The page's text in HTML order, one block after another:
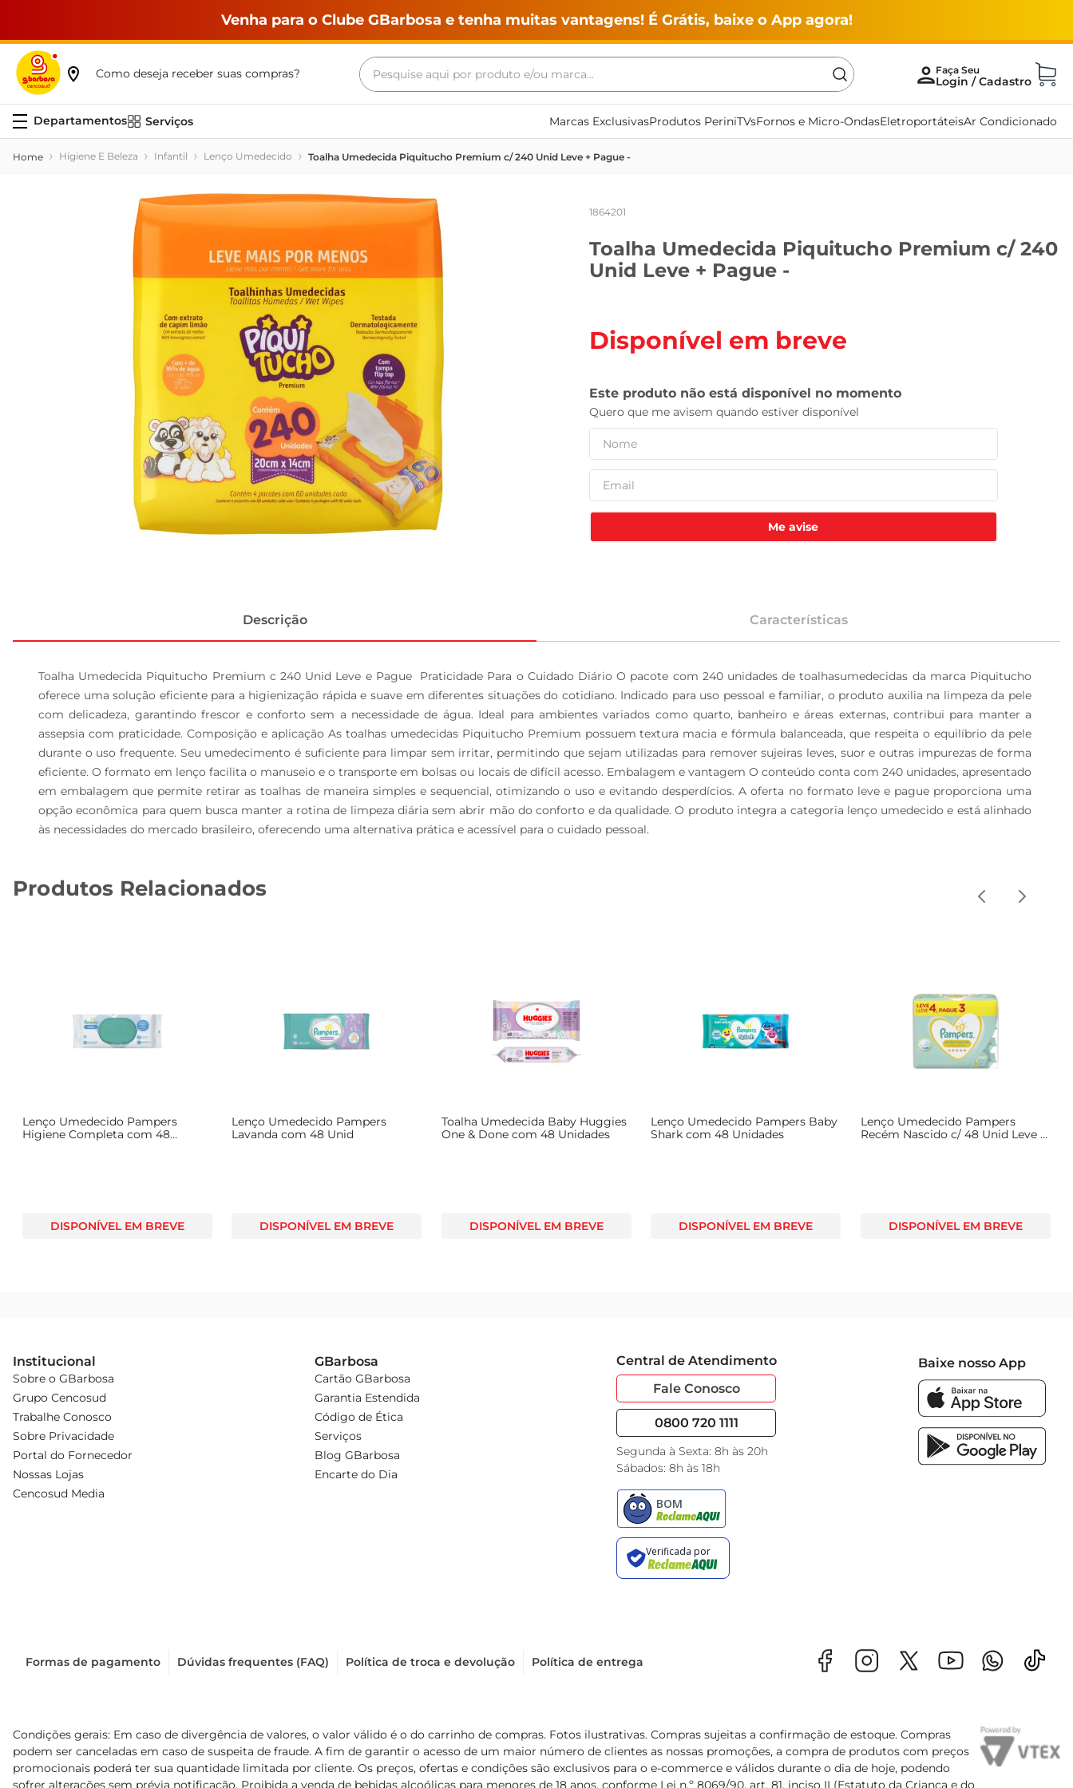
Venha para o Clube GBarbosa e tenha muitas vantagens! É Grátis, baixe o App agora!
Como deseja receber suas compras?
Pesquise aqui por produto e/ou marca...
Serviços Marcas ExclusivasProdutos PeriniTVsFornos e Micro-OndasEletroportáteisAr Condicionado
Higiene E Beleza Infantil Lenço Umedecido Toalha Umedecida Piquitucho Premium c/ 240 Unid Leve + Pague -
1864201
Toalha Umedecida Piquitucho Premium c/ 240
Unid Leve + Pague -
Disponível em breve
Me avise
Descrição Características
Toalha Umedecida Piquitucho Premium c 240 Unid Leve e Pague  Praticidade Para o Cuidado Diário O pacote com 240 unidades de toalhasumedecidas da marca Piquitucho
oferece uma solução eficiente para a higienização rápida e suave em diferentes situações do cotidiano. Indicado para uso pessoal e familiar, o produto auxilia na limpeza da pele
com delicadeza, garantindo frescor e conforto sem a necessidade de água. Ideal para ambientes variados como quarto, banheiro e áreas externas, contribui para manter a
assepsia com praticidade. Composição e aplicação As toalhas umedecidas Piquitucho Premium possuem textura macia e fórmula balanceada, que respeita o equilíbrio da pele
durante o uso frequente. Seu umedecimento é suficiente para limpar sem irritar, permitindo que sejam utilizadas para remover sujeiras leves, suor e outras impurezas de forma
eficiente. O formato em lenço facilita o manuseio e o transporte em bolsas ou locais de difícil acesso. Embalagem e vantagem O conteúdo conta com 240 unidades, apresentado
em embalagem que permite retirar as toalhas de maneira simples e sequencial, otimizando o uso e evitando desperdícios. A oferta no formato leve e pague proporciona uma
opção econômica para quem busca manter a rotina de limpeza diária sem abrir mão do conforto e da qualidade. O produto integra a categoria lenço umedecido e está alinhado
às necessidades do mercado brasileiro, oferecendo uma alternativa prática e acessível para o cuidado pessoal.
Produtos Relacionados
Lenço Umedecido Pampers
Higiene Completa com 48
DISPONÍVEL EM BREVE
Lenço Umedecido Pampers
Lavanda com 48 Unid
DISPONÍVEL EM BREVE
Toalha Umedecida Baby Huggies
One & Done com 48 Unidades
DISPONÍVEL EM BREVE
Lenço Umedecido Pampers Baby
Shark com 48 Unidades
DISPONÍVEL EM BREVE
Lenço Umedecido Pampers
Recém Nascido c/ 48 Unid Leve 3
DISPONÍVEL EM BREVE
Institucional
Sobre o GBarbosa
Grupo Cencosud
Trabalhe Conosco
Sobre Privacidade
Portal do Fornecedor
Nossas Lojas
Cencosud Media
GBarbosa
Cartão GBarbosa
Garantia Estendida
Código de Ética
Serviços
Blog GBarbosa
Encarte do Dia
Central de Atendimento
Fale Conosco
0800 720 1111
Segunda à Sexta: 8h às 20h
Sábados: 8h às 18h
Baixe nosso App
Formas de pagamento Dúvidas frequentes (FAQ) Política de troca e devolução Política de entrega
Condições gerais: Em caso de divergência de valores, o valor válido é o do carrinho de compras. Fotos ilustrativas. Compras sujeitas a confirmação de estoque. Compras
podem ser canceladas em caso de suspeita de fraude. A fim de garantir o acesso de um maior número de clientes as nossas promoções, a compra de produtos com preços
promocionais poderá ter sua quantidade limitada por cliente. Os preços, ofertas e condições são exclusivos para o e-commerce e válidos durante o dia de hoje, podendo
sofrer alterações sem prévia notificação. Proibida a venda de bebidas alcoólicas para menores de 18 anos, conforme Lei n.º 8069/90, art. 81, inciso II (Estatuto da Criança e do
Termos mais buscados
maquina lavar
leite
tv
leite pó